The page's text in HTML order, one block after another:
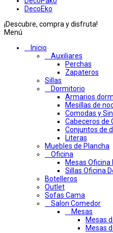
DecoEko
¡Descubre, compra y disfruta!
Menú
Inicio
Auxiliares
Perchas
Zapateros
Sillas
Dormitorio
Armarios
Mesillas de
Comodas y
Cabeceros de
Conjuntos de
Literas
Muebles de Plancha
Oficina
Mesas Oficina
Sillas Oficina
Botelleros
Outlet
Sofas Cama
Salon Comedor
Mesas
Mesas
Mesas